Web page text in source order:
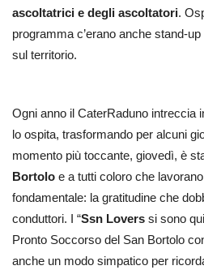
ascoltatrici e degli ascoltatori.
programma c’erano anche stand-
sul territorio.
Ogni anno il CaterRaduno intreccia
lo ospita, trasformando per alcuni
momento più toccante, giovedì, è
Bortolo e a tutti coloro che
fondamentale: la gratitudine che
conduttori. I “Ssn Lovers si sono
Pronto Soccorso del San Bortolo
anche un modo simpatico per